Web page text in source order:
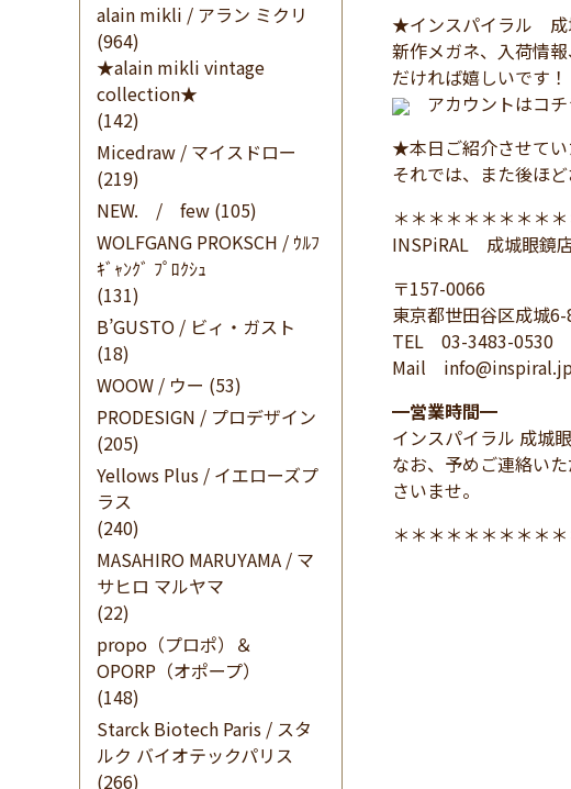
alain mikli / アラン ミクリ
(964)
★alain mikli vintage
collection★
(142)
Micedraw / マイスドロー
(219)
NEW. / few (105)
WOLFGANG PROKSCH / ｳﾙﾌ
ｷﾞｬﾝｸﾞ ﾌﾟﾛｸｼｭ
(131)
B’GUSTO / ビィ・ガスト
(18)
WOOW / ウー (53)
PRODESIGN / プロデザイン
(205)
Yellows Plus / イエローズプ
ラス
(240)
MASAHIRO MARUYAMA / マ
サヒロ マルヤマ
(22)
propo（プロポ）＆
OPORP（オポープ）
(148)
Starck Biotech Paris / スタ
ルク バイオテックパリス
(266)
★インスパイラル 成
新作メガネ、入荷情
だければ嬉しいです！
アカウントはコ
★本日ご紹介させてい
それでは、また後ほ
＊＊＊＊＊＊＊＊＊
INSPiRAL 成城眼鏡
〒157-0066
東京都世田谷区成城
TEL 03-3483-0530
Mail
━営業時間━
インスパイラル 成城
なお、予めご連絡い
さいませ。
＊＊＊＊＊＊＊＊＊